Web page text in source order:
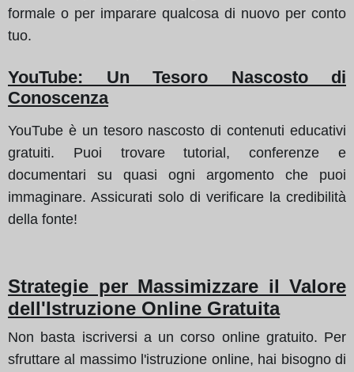
formale o per imparare qualcosa di nuovo per conto
tuo.
YouTube: Un Tesoro Nascosto di
Conoscenza
YouTube è un tesoro nascosto di contenuti educativi
gratuiti. Puoi trovare tutorial, conferenze e
documentari su quasi ogni argomento che puoi
immaginare. Assicurati solo di verificare la credibilità
della fonte!
Strategie per Massimizzare il Valore
dell'Istruzione Online Gratuita
Non basta iscriversi a un corso online gratuito. Per
sfruttare al massimo l'istruzione online, hai bisogno di